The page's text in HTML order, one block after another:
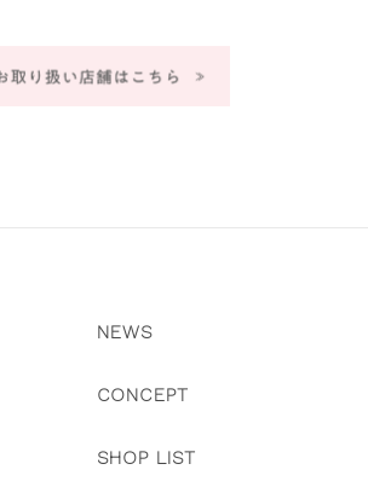
NEWS
CONCEPT
SHOP LIST